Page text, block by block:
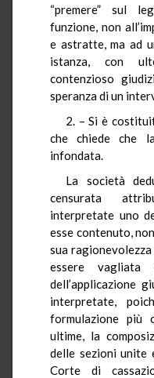
“premere” sul
funzione, non
e astratte, ma ad
istanza, con
contenzioso
speranza di un
2. – Si è
che chiede che
infondata.
La società
censurata
interpretate uno
esse contenuto,
sua ragionevolezza
essere
dell’applicazione
interpretate,
formulazione più
ultime, la
delle sezioni unite
Corte di